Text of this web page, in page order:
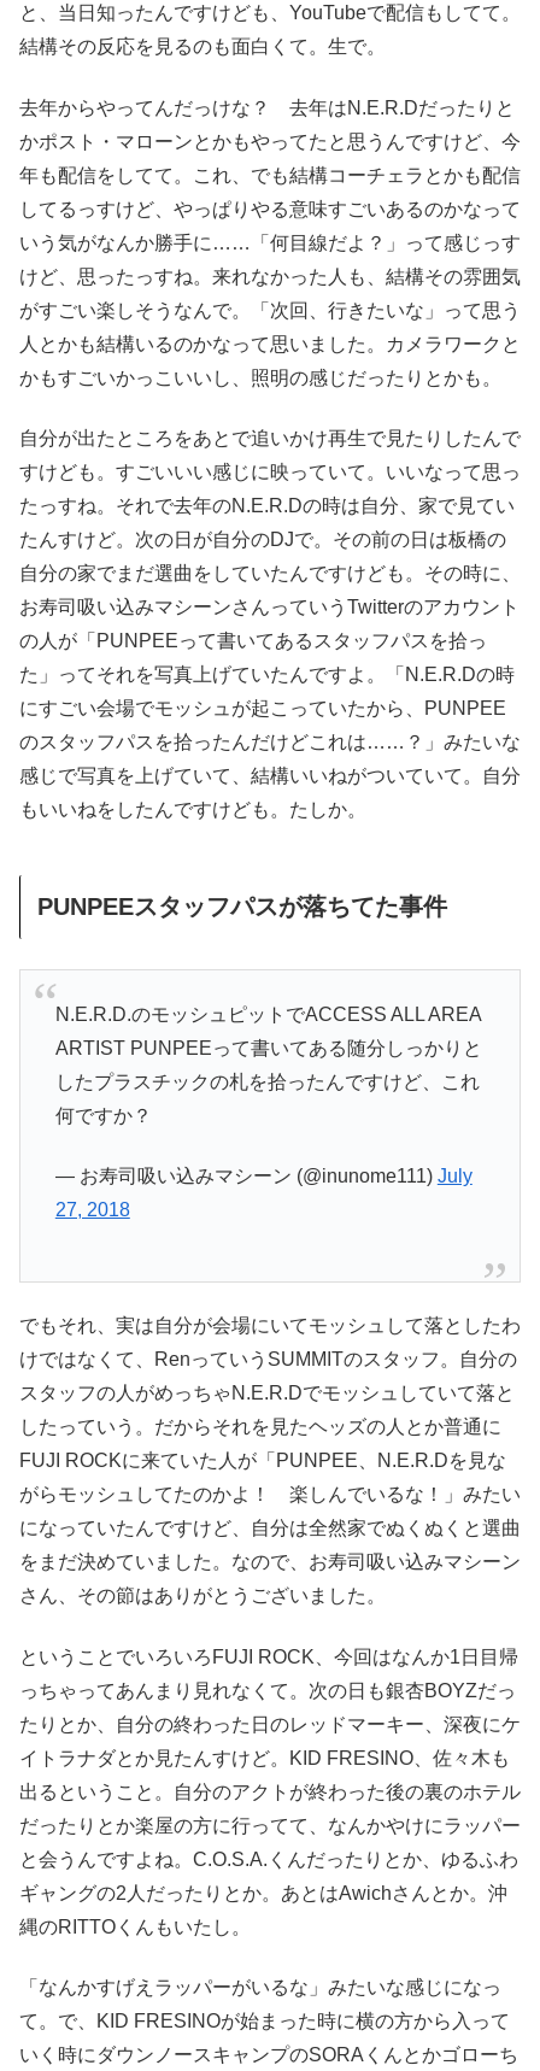
と、当日知ったんですけども、YouTubeで配信もしてて。
結構その反応を見るのも面白くて。生で。
去年からやってんだっけな？ 去年はN.E.R.Dだったりと
かポスト・マローンとかもやってたと思うんですけど、今
年も配信をしてて。これ、でも結構コーチェラとかも配信
してるっすけど、やっぱりやる意味すごいあるのかなって
いう気がなんか勝手に……「何目線だよ？」って感じっす
けど、思ったっすね。来れなかった人も、結構その雰囲気
がすごい楽しそうなんで。「次回、行きたいな」って思う
人とかも結構いるのかなって思いました。カメラワークと
かもすごいかっこいいし、照明の感じだったりとかも。
自分が出たところをあとで追いかけ再生で見たりしたんで
すけども。すごいいい感じに映っていて。いいなって思っ
たっすね。それで去年のN.E.R.Dの時は自分、家で見てい
たんすけど。次の日が自分のDJで。その前の日は板橋の
自分の家でまだ選曲をしていたんですけども。その時に、
お寿司吸い込みマシーンさんっていうTwitterのアカウント
の人が「PUNPEEって書いてあるスタッフパスを拾っ
た」ってそれを写真上げていたんですよ。「N.E.R.Dの時
にすごい会場でモッシュが起こっていたから、PUNPEE
のスタッフパスを拾ったんだけどこれは……？」みたいな
感じで写真を上げていて、結構いいねがついていて。自分
もいいねをしたんですけども。たしか。
PUNPEEスタッフパスが落ちてた事件
N.E.R.D.のモッシュピットでACCESS ALL AREA
ARTIST PUNPEEって書いてある随分しっかりと
したプラスチックの札を拾ったんですけど、これ
何ですか？
— お寿司吸い込みマシーン (@inunome111) July
27, 2018
でもそれ、実は自分が会場にいてモッシュして落としたわ
けではなくて、RenっていうSUMMITのスタッフ。自分の
スタッフの人がめっちゃN.E.R.Dでモッシュしていて落と
したっていう。だからそれを見たヘッズの人とか普通に
FUJI ROCKに来ていた人が「PUNPEE、N.E.R.Dを見な
がらモッシュしてたのかよ！ 楽しんでいるな！」みたい
になっていたんですけど、自分は全然家でぬくぬくと選曲
をまだ決めていました。なので、お寿司吸い込みマシーン
さん、その節はありがとうございました。
ということでいろいろFUJI ROCK、今回はなんか1日目帰
っちゃってあんまり見れなくて。次の日も銀杏BOYZだっ
たりとか、自分の終わった日のレッドマーキー、深夜にケ
イトラナダとか見たんすけど。KID FRESINO、佐々木も
出るということ。自分のアクトが終わった後の裏のホテル
だったりとか楽屋の方に行ってて、なんかやけにラッパー
と会うんですよね。C.O.S.A.くんだったりとか、ゆるふわ
ギャングの2人だったりとか。あとはAwichさんとか。沖
縄のRITTOくんもいたし。
「なんかすげえラッパーがいるな」みたいな感じになっ
て。で、KID FRESINOが始まった時に横の方から入って
いく時にダウンノースキャンプのSORAくんとかゴローち